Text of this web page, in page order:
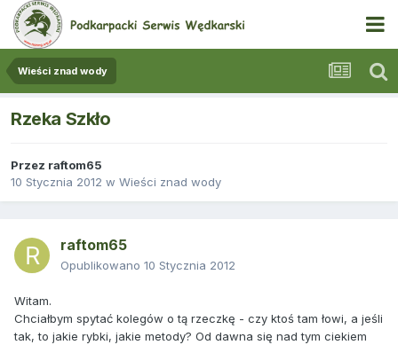
Wieści znad wody
Rzeka Szkło
Przez raftom65
10 Stycznia 2012 w Wieści znad wody
raftom65
Opublikowano 10 Stycznia 2012
Witam.
Chciałbym spytać kolegów o tą rzeczkę - czy ktoś tam łowi, a jeśli
tak, to jakie rybki, jakie metody? Od dawna się nad tym ciekiem